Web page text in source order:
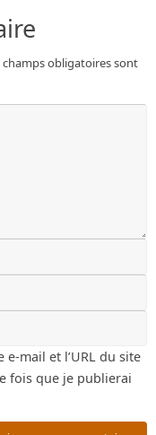
champs obligatoires sont
mail et l’URL du site
fois que je publierai